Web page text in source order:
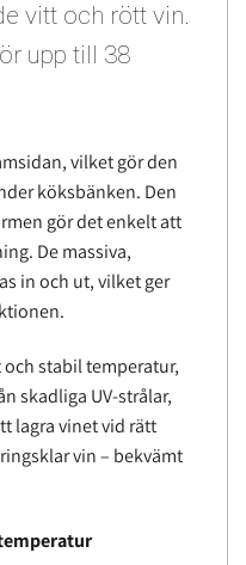
vitt och rött vin.
upp till 38
vilket gör den
köksbänken. Den
gör det enkelt att
De massiva,
in och ut, vilket ger
stabil temperatur,
skadliga UV-strålar,
lagra vinet vid rätt
vin – bekvämt